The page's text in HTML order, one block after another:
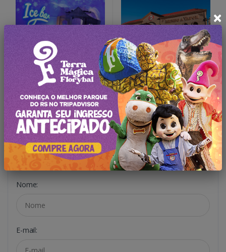
Saiba Mais Saiba Mais
Oferta Exclusiva!
Só é necessário se inscrever em nosso portal
Nome:
E-mail:
×